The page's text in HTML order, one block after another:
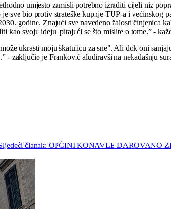
umjesto zamisli potrebno izraditi cijeli niz
sve bio protiv strateške kupnje TUP-a i većinskog
godine. Znajući sve navedeno žalosti činjenica
kao svoju ideju, pitajući se što mislite o tome.” -
ukrasti moju škatulicu za sne". Ali dok oni
- zaključio je Franković aludiravši na nekadašnju
članak: OPĆINI KONAVLE DAROVANO